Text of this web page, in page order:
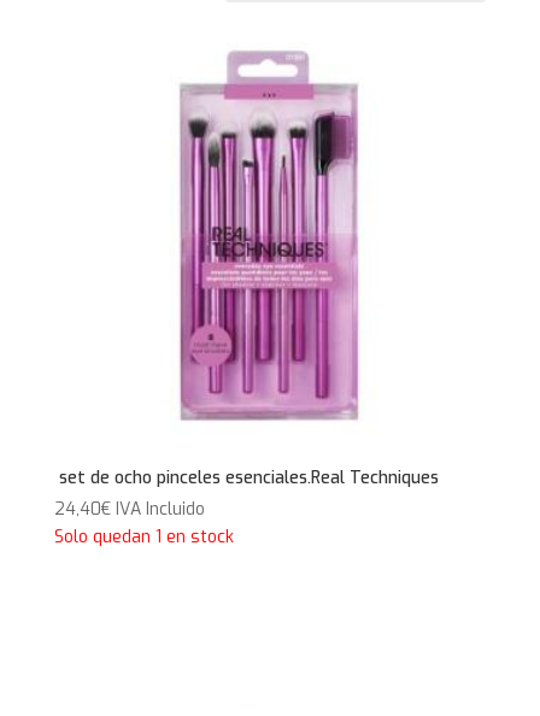
set de ocho pinceles esenciales.Real Techniques
24,40€ IVA Incluido
Solo quedan 1 en stock